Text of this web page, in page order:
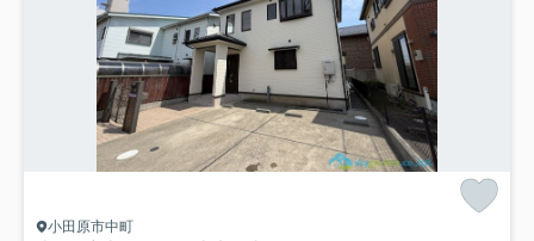
小田原市中町